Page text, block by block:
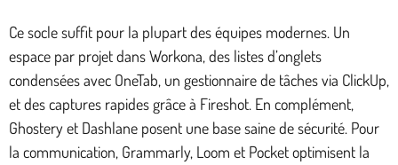
Ce socle suffit pour la plupart des équipes modernes. Un
espace par projet dans Workona, des listes d’onglets
condensées avec OneTab, un gestionnaire de tâches via ClickUp,
et des captures rapides grâce à Fireshot. En complément,
Ghostery et Dashlane posent une base saine de sécurité. Pour
la communication, Grammarly, Loom et Pocket optimisent la